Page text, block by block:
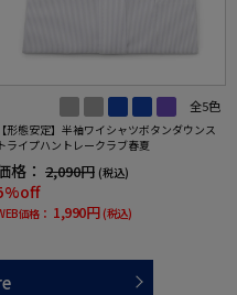
全5色
【形態安定】半袖ワイシャツボタンダウンス
トライプハントレークラブ春夏
格： 2,090円 (税込)
価格： 1,990円 (税込)